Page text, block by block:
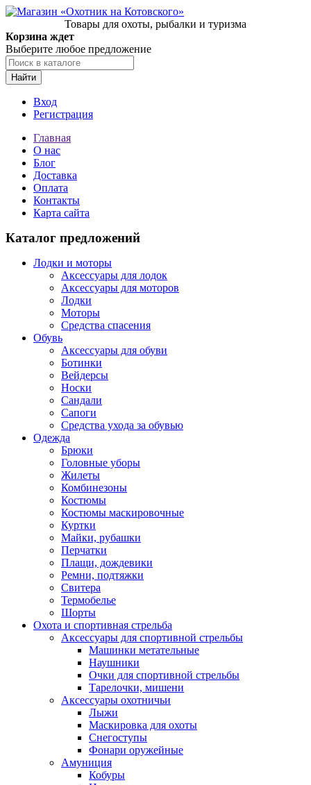
Товары для охоты, рыбалки и туризма
Корзина ждет
Выберите любое предложение
Найти
Вход
Регистрация
Главная
О нас
Блог
Доставка
Оплата
Контакты
Карта сайта
Каталог предложений
Лодки и моторы
Аксессуары для лодок
Аксессуары для моторов
Лодки
Моторы
Средства спасения
Обувь
Аксессуары для обуви
Ботинки
Вейдерсы
Носки
Сандали
Сапоги
Средства ухода за обувью
Одежда
Брюки
Головные уборы
Жилеты
Комбинезоны
Костюмы
Костюмы маскировочные
Куртки
Майки, рубашки
Перчатки
Плащи, дождевики
Ремни, подтяжки
Свитера
Термобелье
Шорты
Охота и спортивная стрельба
Аксессуары для спортивной стрельбы
Машинки метательные
Наушники
Очки для спортивной стрельбы
Тарелочки, мишени
Аксессуары охотничьи
Лыжи
Маскировка для охоты
Снегоступы
Фонари оружейные
Амуниция
Кобуры